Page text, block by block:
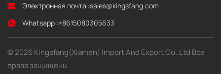
Электронная почта :sales@kingsfang.com
Whatsapp :+8615080305633
© 2026 Kingsfang(Xiamen) Import And Export Co.,Ltd Все
права защищены .